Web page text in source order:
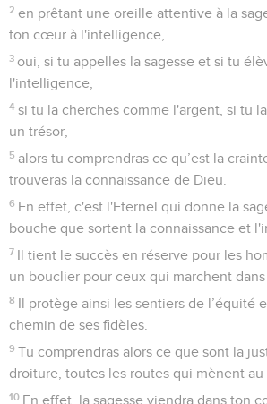
2 en prêtant une oreille attentive à la
ton cœur à l'intelligence,
3 oui, si tu appelles la sagesse et si tu
l'intelligence,
4 si tu la cherches comme l'argent, si tu
un trésor,
5 alors tu comprendras ce qu’est la
trouveras la connaissance de Dieu.
6 En effet, c'est l'Eternel qui donne la
bouche que sortent la connaissance et
7 Il tient le succès en réserve pour les
un bouclier pour ceux qui marchent
8 Il protège ainsi les sentiers de l’équité
chemin de ses fidèles.
9 Tu comprendras alors ce que sont la
droiture, toutes les routes qui mènent au
10 En effet, la sagesse viendra dans ton